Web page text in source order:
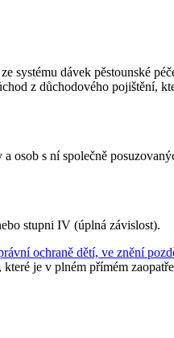
systému dávek pěstounské
z důchodového pojištění,
osob s ní společně
stupni IV (úplná závislost).
ochraně dětí, ve znění
je v plném přímém